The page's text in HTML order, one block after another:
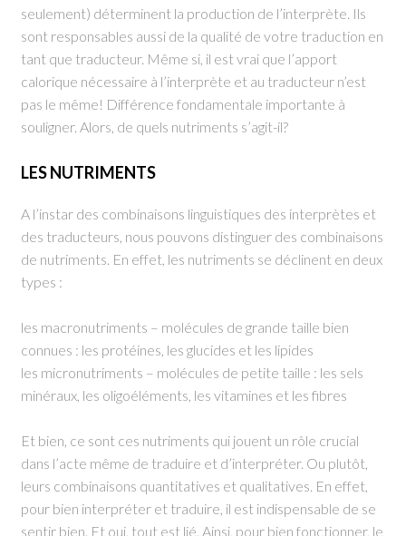
seulement) déterminent la production de l’interprète. Ils
sont responsables aussi de la qualité de votre traduction en
tant que traducteur. Même si, il est vrai que l’apport
calorique nécessaire à l’interprète et au traducteur n’est
pas le même! Différence fondamentale importante à
souligner. Alors, de quels nutriments s’agit-il?
LES NUTRIMENTS
A l’instar des combinaisons linguistiques des interprètes et
des traducteurs, nous pouvons distinguer des combinaisons
de nutriments. En effet, les nutriments se déclinent en deux
types :
les macronutriments – molécules de grande taille bien
connues : les protéines, les glucides et les lipides
les micronutriments – molécules de petite taille : les sels
minéraux, les oligoéléments, les vitamines et les fibres
Et bien, ce sont ces nutriments qui jouent un rôle crucial
dans l’acte même de traduire et d’interpréter. Ou plutôt,
leurs combinaisons quantitatives et qualitatives. En effet,
pour bien interpréter et traduire, il est indispensable de se
sentir bien. Et oui, tout est lié. Ainsi, pour bien fonctionner, le